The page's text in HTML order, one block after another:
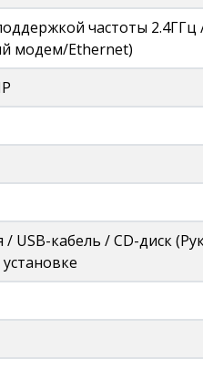
частоты
модем/Ethernet)
USB-кабель / СD-диск